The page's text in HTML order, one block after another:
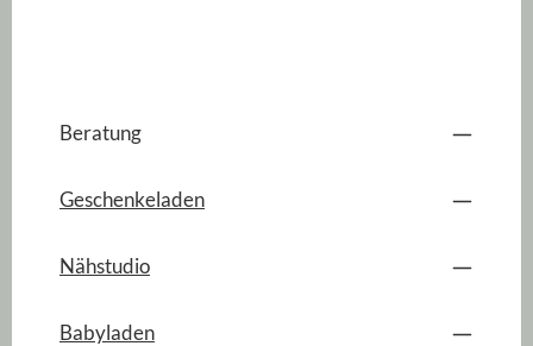
Beratung
Geschenkeladen
Nähstudio
Babyladen